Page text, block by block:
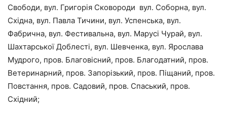
Свободи, вул. Григорія Сковороди вул. Соборна, вул.
Східна, вул. Павла Тичини, вул. Успенська, вул.
Фабрична, вул. Фестивальна, вул. Марусі Чурай, вул.
Шахтарської Доблесті, вул. Шевченка, вул. Ярослава
Мудрого, пров. Благовісний, пров. Благодатний, пров.
Ветеринарний, пров. Запорізький, пров. Піщаний, пров.
Повстання, пров. Садовий, пров. Спаський, пров.
Східний;